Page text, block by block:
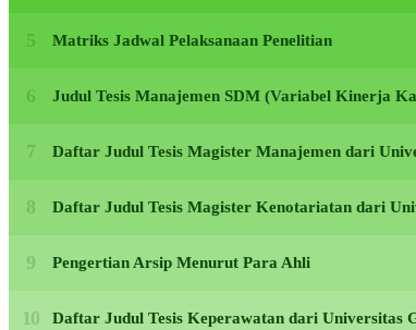
Matriks Jadwal Pelaksanaan Penelitian
Judul Tesis Manajemen SDM (Variabel Kinerja
Daftar Judul Tesis Magister Manajemen dari
Daftar Judul Tesis Magister Kenotariatan dari
Pengertian Arsip Menurut Para Ahli
Daftar Judul Tesis Keperawatan dari Universitas